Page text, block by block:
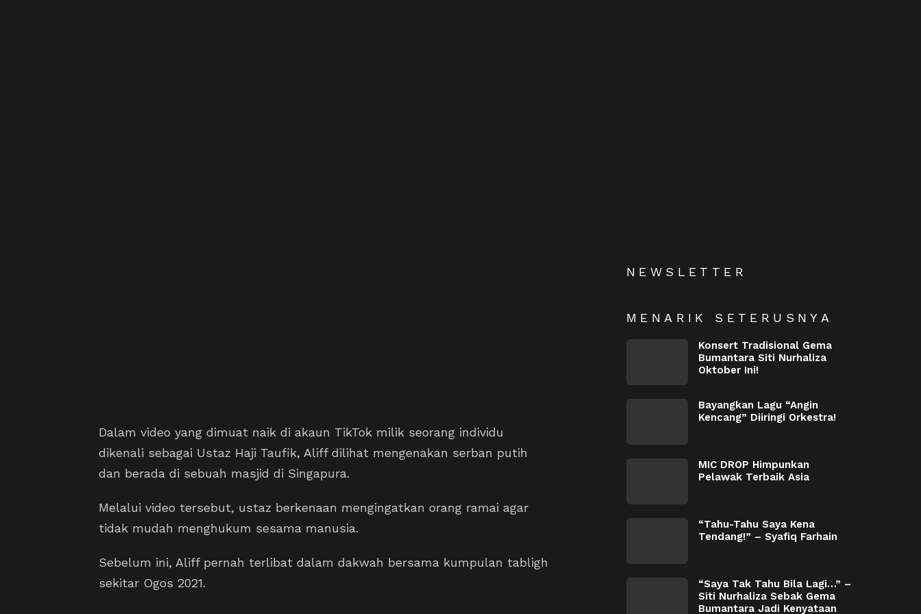
Dalam video yang dimuat naik di akaun TikTok milik seorang individu
dikenali sebagai Ustaz Haji Taufik, Aliff dilihat mengenakan serban putih
dan berada di sebuah masjid di Singapura.
Melalui video tersebut, ustaz berkenaan mengingatkan orang ramai agar
tidak mudah menghukum sesama manusia.
Sebelum ini, Aliff pernah terlibat dalam dakwah bersama kumpulan tabligh
sekitar Ogos 2021.
NEWSLETTER
MENARIK SETERUSNYA
Konsert Tradisional Gema
Bumantara Siti Nurhaliza
Oktober Ini!
Bayangkan Lagu “Angin
Kencang” Diiringi Orkestra!
MIC DROP Himpunkan
Pelawak Terbaik Asia
“Tahu-Tahu Saya Kena
Tendang!” – Syafiq Farhain
“Saya Tak Tahu Bila Lagi…” –
Siti Nurhaliza Sebak Gema
Bumantara Jadi Kenyataan